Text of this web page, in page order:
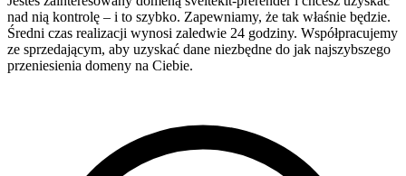
nad nią kontrolę – i to szybko. Zapewniamy, że tak właśnie będzie.
Średni czas realizacji wynosi zaledwie 24 godziny. Współpracujemy
ze sprzedającym, aby uzyskać dane niezbędne do jak najszybszego
przeniesienia domeny na Ciebie.